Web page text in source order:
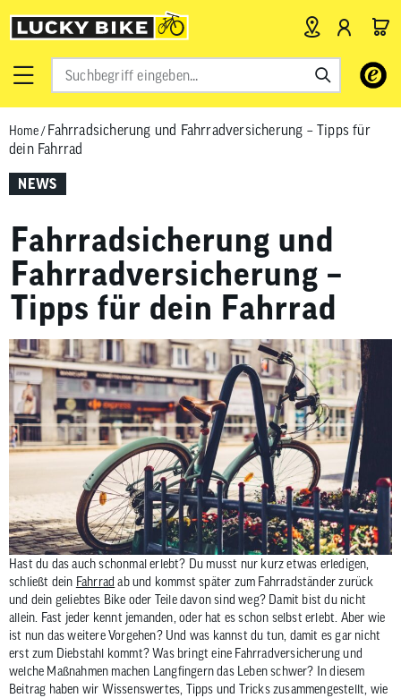
Verwende
Pfeile
nach
Ergebnis
die
um
zum
zu
gelangen.
Benutzer
von
können
Touch-
und
Home/Fahrradsicherung und Fahrradversicherung – Tipps für
dein Fahrrad
NEWS
Fahrradsicherung und
Fahrradversicherung –
Tipps für dein Fahrrad
Hast du das auch schonmal erlebt? Du musst nur kurz etwas erledigen,
schließt dein Fahrrad ab und kommst später zum Fahrradständer zurück
und dein geliebtes Bike oder Teile davon sind weg? Damit bist du nicht
allein. Fast jeder kennt jemanden, oder hat es schon selbst erlebt. Aber wie
ist nun das weitere Vorgehen? Und was kannst du tun, damit es gar nicht
erst zum Diebstahl kommt? Was bringt eine Fahrradversicherung und
welche Maßnahmen machen Langfingern das Leben schwer? In diesem
Beitrag haben wir Wissenswertes, Tipps und Tricks zusammengestellt, wie